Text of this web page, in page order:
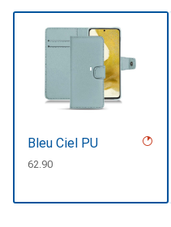
Bleu Ciel PU
CHF
62.90